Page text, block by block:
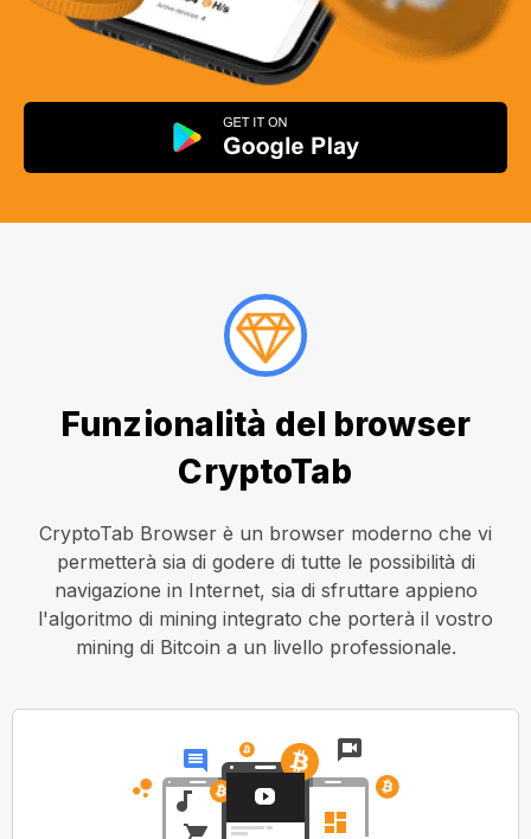
Funzionalità del browser
CryptoTab
CryptoTab Browser è un browser moderno che vi
permetterà sia di godere di tutte le possibilità di
navigazione in Internet, sia di sfruttare appieno
l'algoritmo di mining integrato che porterà il vostro
mining di Bitcoin a un livello professionale.